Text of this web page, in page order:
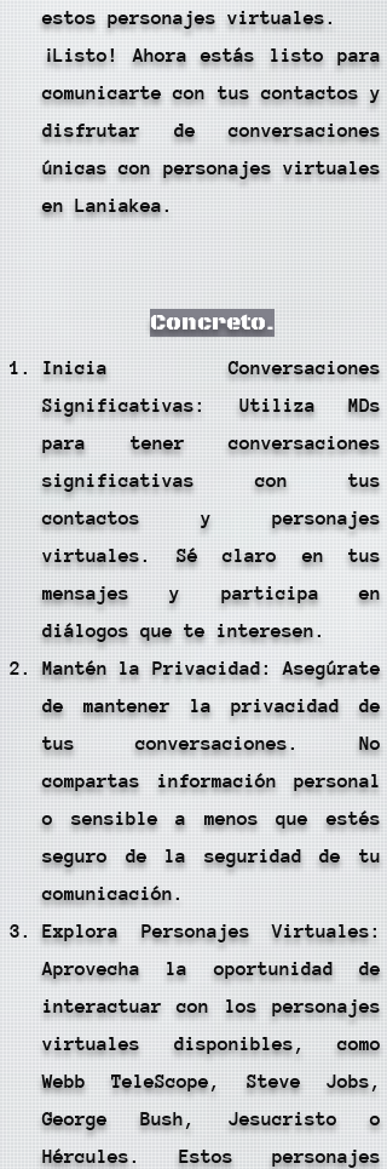
estos personajes virtuales.
¡Listo! Ahora estás listo para
comunicarte con tus contactos y
disfrutar de conversaciones
únicas con personajes virtuales
en Laniakea.
Concreto.
Inicia Conversaciones
Significativas: Utiliza MDs
para tener conversaciones
significativas con tus
contactos y personajes
virtuales. Sé claro en tus
mensajes y participa en
diálogos que te interesen.
Mantén la Privacidad: Asegúrate
de mantener la privacidad de
tus conversaciones. No
compartas información personal
o sensible a menos que estés
seguro de la seguridad de tu
comunicación.
Explora Personajes Virtuales:
Aprovecha la oportunidad de
interactuar con los personajes
virtuales disponibles, como
Webb TeleScope, Steve Jobs,
George Bush, Jesucristo o
Hércules. Estos personajes